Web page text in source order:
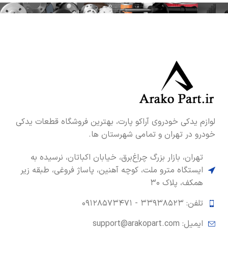
لوازم یدکی خودروی آراکو پارت، بهترین فروشگاه قطعات یدکی
خودرو در تهران و تمامی شهرستان ها.
تهران، بازار بزرگ چراغ‌برق، خیابان اکباتان، نرسیده به
ایستگاه مترو ملت، کوچه آهنین، پاساژ فروغی، طبقه زیر
همکف، پلاک ۳۰
تلفن: ۳۳۹۳۸۵۲۳ -
۰۹۱۲۸۵۷۳۴۷۱
ایمیل: support@arakopart.com